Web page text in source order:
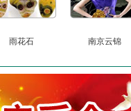
雨花石 南京云锦